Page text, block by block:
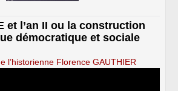
et l’an II ou la construction
démocratique et sociale
l’historienne Florence GAUTHIER